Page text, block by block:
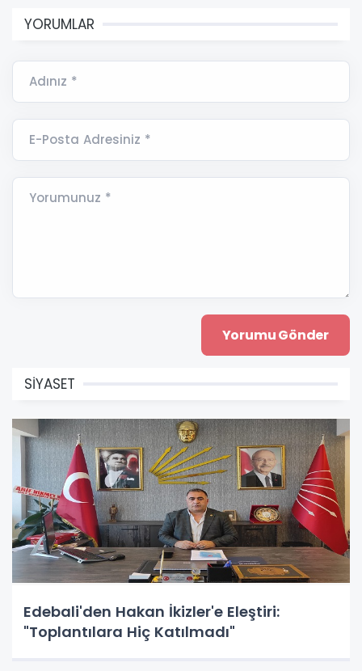
YORUMLAR
Adınız *
E-Posta Adresiniz *
Yorumunuz *
SİYASET
Edebali'den Hakan İkizler'e Eleştiri:
"Toplantılara Hiç Katılmadı"